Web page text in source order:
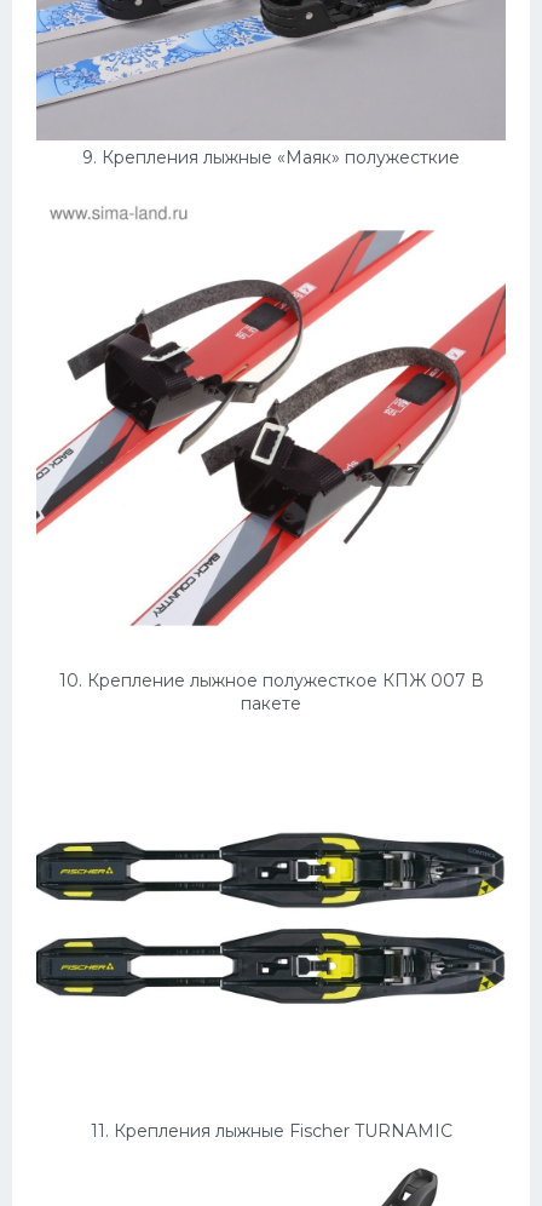
9. Крепления лыжные «Маяк» полужесткие
10. Крепление лыжное полужесткое КПЖ 007 В
пакете
11. Крепления лыжные Fischer TURNAMIC